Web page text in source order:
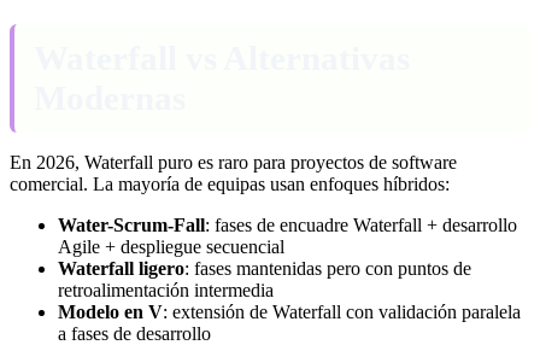
En 2026, Waterfall puro es raro para proyectos de software
comercial. La mayoría de equipas usan enfoques híbridos:
Water-Scrum-Fall: fases de encuadre Waterfall + desarrollo
Agile + despliegue secuencial
Waterfall ligero: fases mantenidas pero con puntos de
retroalimentación intermedia
Modelo en V: extensión de Waterfall con validación paralela
a fases de desarrollo